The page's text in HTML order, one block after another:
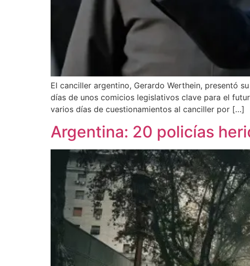
El canciller argentino, Gerardo Werthein, presentó
días de unos comicios legislativos clave para el
varios días de cuestionamientos al canciller por […]
Argentina: 20 policías